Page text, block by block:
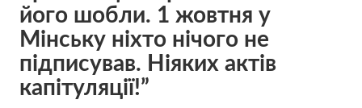
його шобли. 1 жовтня у
Мінську ніхто нічого не
підписував. Ніяких актів
капітуляції!”